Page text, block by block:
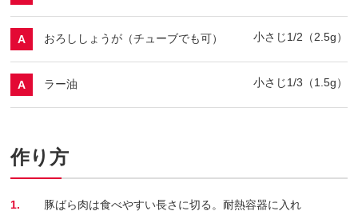
A おろししょうが（チューブでも可） 小さじ1/2（2.5g）
A ラー油 小さじ1/3（1.5g）
作り方
1.
豚ばら肉は食べやすい長さに切る。耐熱容器に入れ